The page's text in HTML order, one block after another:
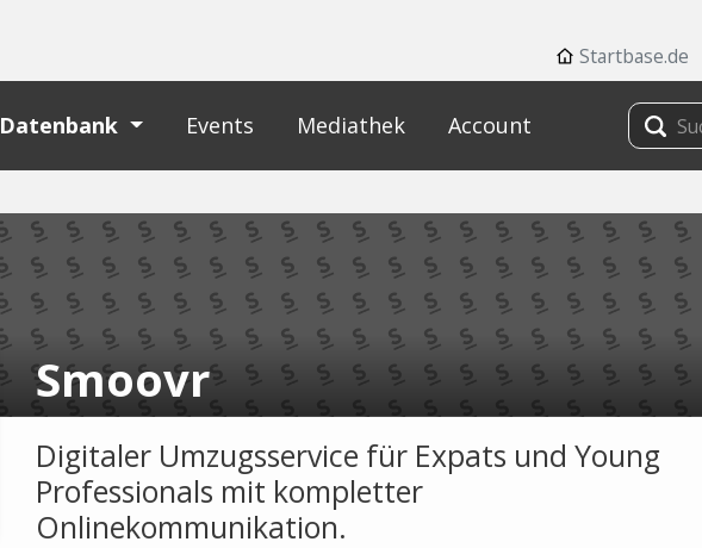
Startbase.de
Datenbank Events Mediathek Account
Smoovr
Digitaler Umzugsservice für Expats und Young
Professionals mit kompletter
Onlinekommunikation.